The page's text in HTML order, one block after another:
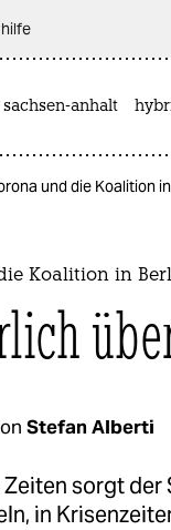
anhalt
und die Koalition
Koalition in
Stefan Alberti
Zeiten sorgt
in